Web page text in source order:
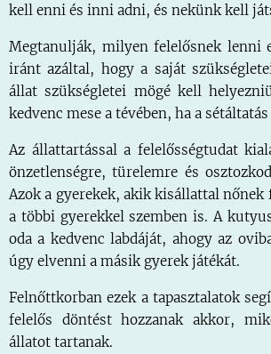
kell enni és inni adni, és nekünk kell
Megtanulják, milyen felelősnek lenni
iránt azáltal, hogy a saját
állat szükségletei mögé kell
kedvenc mese a tévében, ha a
Az állattartással a felelősségtudat
önzetlenségre, türelemre és
Azok a gyerekek, akik kisállattal nőnek
a többi gyerekkel szemben is. A
oda a kedvenc labdáját, ahogy az
úgy elvenni a másik gyerek játékát.
Felnőttkorban ezek a tapasztalatok
felelős döntést hozzanak akkor,
állatot tartanak.